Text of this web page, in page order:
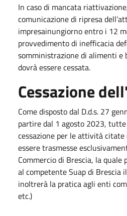
In caso di mancata
comunicazione di ripresa
impresainungiorno entro i 12
provvedimento di inefficacia
somministrazione di alimenti e
dovrà essere cessata.
Cessazione
Come disposto dal D.d.s. 27
partire dal 1 agosto 2023,
cessazione per le attività
essere trasmesse
Commercio di Brescia, la
al competente Suap di Brescia
inoltrerà la pratica agli enti
etc.)